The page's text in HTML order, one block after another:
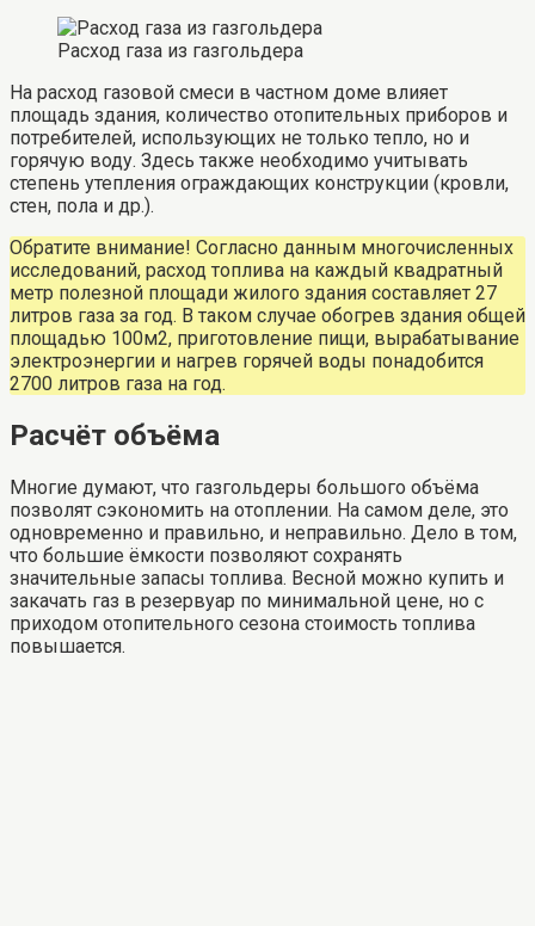
Расход газа из газгольдера
На расход газовой смеси в частном доме влияет
площадь здания, количество отопительных приборов и
потребителей, использующих не только тепло, но и
горячую воду. Здесь также необходимо учитывать
степень утепления ограждающих конструкции (кровли,
стен, пола и др.).
Обратите внимание! Согласно данным многочисленных
исследований, расход топлива на каждый квадратный
метр полезной площади жилого здания составляет 27
литров газа за год. В таком случае обогрев здания общей
площадью 100м2, приготовление пищи, вырабатывание
электроэнергии и нагрев горячей воды понадобится
2700 литров газа на год.
Расчёт объёма
Многие думают, что газгольдеры большого объёма
позволят сэкономить на отоплении. На самом деле, это
одновременно и правильно, и неправильно. Дело в том,
что большие ёмкости позволяют сохранять
значительные запасы топлива. Весной можно купить и
закачать газ в резервуар по минимальной цене, но с
приходом отопительного сезона стоимость топлива
повышается.